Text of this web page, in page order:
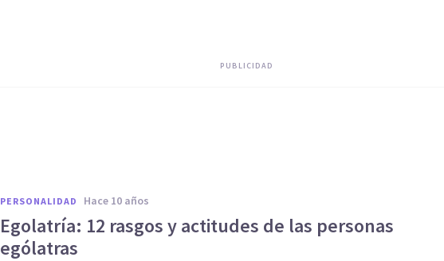
PUBLICIDAD
PERSONALIDAD hace 10 años
Egolatría: 12 rasgos y actitudes de las personas
ególatras